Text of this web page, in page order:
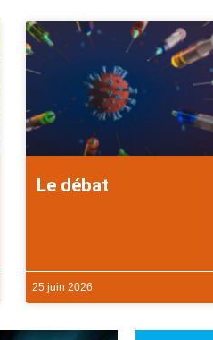
Le débat
25 juin 2026